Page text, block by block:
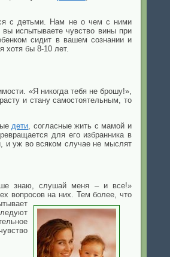
с детьми. Нам не о чем с ними
испытываете чувство вины при
сидит в вашем сознании и
хотя бы 8-10 лет.
«Я никогда тебя не брошу!»,
и стану самостоятельным, то
дети , согласные жить с мамой и
для его избранника в
и уж во всяком случае не мыслят
знаю, слушай меня – и все!»
вопросов на них. Тем более, что